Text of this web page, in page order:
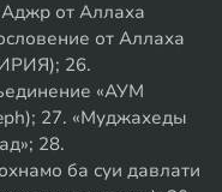
от Аллаха
от Аллаха
26.
«АУМ
27. «Муджахеды
28.
ба суи давлати